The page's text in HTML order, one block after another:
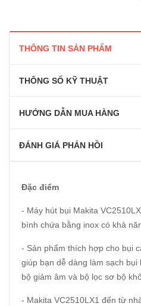
THÔNG TIN SẢN PHẨM
THÔNG SỐ KỸ THUẬT
HƯỚNG DẪN MUA HÀNG
ĐÁNH GIÁ PHẢN HỒI
Đặc điểm
- Máy hút bụi Makita
bình chứa bằng inox có khả
- Sản phẩm thích hợp cho bụi
giúp bạn dễ dàng làm sạch
bộ giảm âm và bộ lọc sơ bộ
- Makita VC2510LX1 đến từ